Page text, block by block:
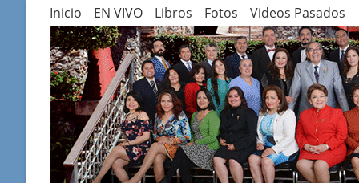
contenido
Inicio EN VIVO Libros Fotos Videos Pasados